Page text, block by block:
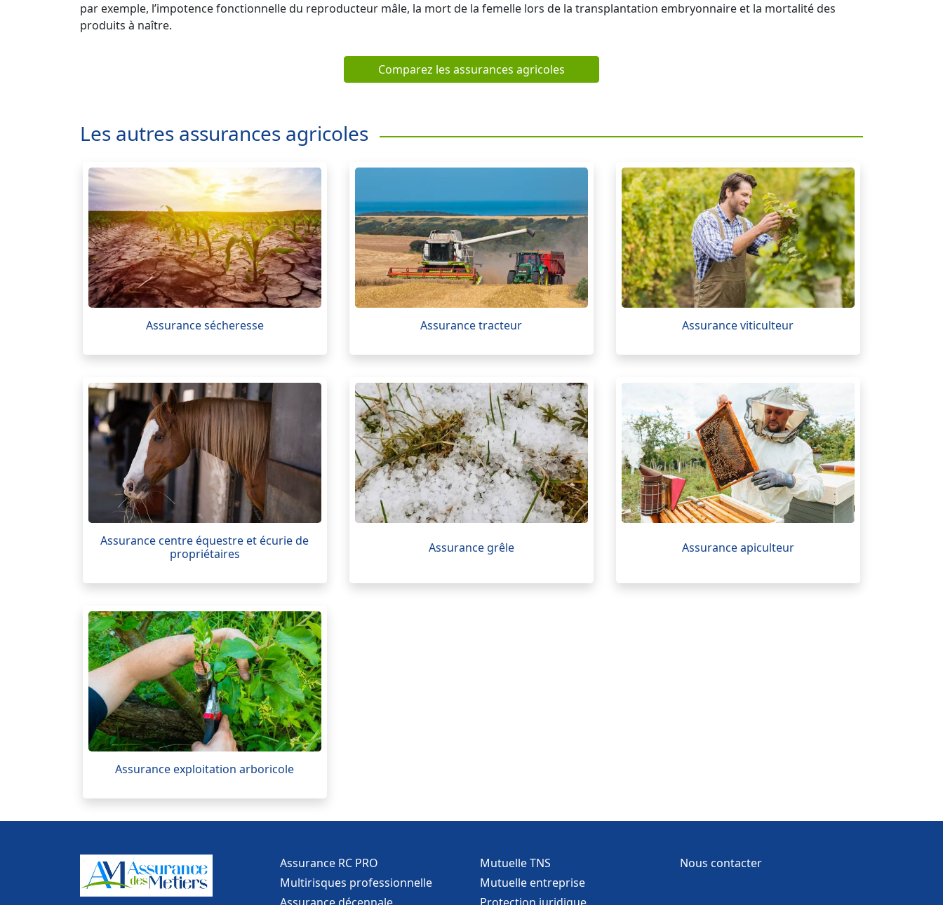
par exemple, l’impotence fonctionnelle du reproducteur mâle, la mort de la femelle lors de la transplantation embryonnaire et la mortalité des
produits à naître.
Comparez les assurances agricoles
Les autres assurances agricoles
Assurance sécheresse Assurance tracteur Assurance viticulteur
Assurance centre équestre et écurie de
propriétaires
Assurance grêle Assurance apiculteur
Assurance exploitation arboricole
Assurance RC PRO
Multirisques professionnelle
Mutuelle TNS
Mutuelle entreprise
Nous contacter